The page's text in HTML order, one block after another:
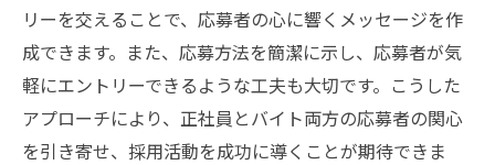
リーを交えることで、応募者の心に響くメッセージを作
成できます。また、応募方法を簡潔に示し、応募者が気
軽にエントリーできるような工夫も大切です。こうした
アプローチにより、正社員とバイト両方の応募者の関心
を引き寄せ、採用活動を成功に導くことが期待できま